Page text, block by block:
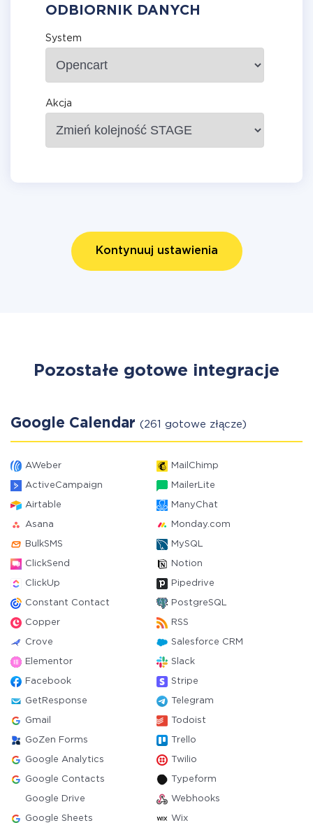
ODBIORNIK DANYCH
System
Akcja
Kontynuuj ustawienia
Pozostałe gotowe integracje
Google Calendar (261 gotowe złącze)
AWeber MailChimp
ActiveCampaign MailerLite
Airtable ManyChat
Asana Monday.com
BulkSMS MySQL
ClickSend Notion
ClickUp Pipedrive
Constant Contact PostgreSQL
Copper RSS
Crove Salesforce CRM
Elementor Slack
Facebook Stripe
GetResponse Telegram
Gmail Todoist
GoZen Forms Trello
Google Analytics Twilio
Google Contacts Typeform
Google Drive Webhooks
Google Sheets Wix